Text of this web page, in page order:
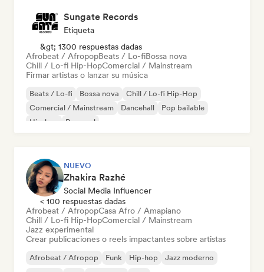
Sungate Records
Etiqueta
&gt; 1300 respuestas dadas
Afrobeat / AfropopBeats / Lo-fiBossa nova
Chill / Lo-fi Hip-HopComercial / Mainstream
Firmar artistas o lanzar su música
Beats / Lo-fi Bossa nova
Chill / Lo-fi Hip-Hop
Comercial / Mainstream
Dancehall
Pop bailable
Hip-hop
Pop soul
NUEVO
Zhakira Razhé
Social Media Influencer
< 100 respuestas dadas
Afrobeat / AfropopCasa Afro / Amapiano
Chill / Lo-fi Hip-HopComercial / Mainstream
Jazz experimental
Crear publicaciones o reels impactantes sobre artistas
Afrobeat / Afropop Funk Hip-hop
Jazz moderno